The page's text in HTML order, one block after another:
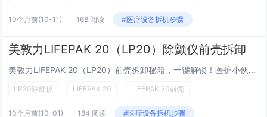
10个月前(10-11) 168 阅读 #医疗设备拆机步骤
美敦力LIFEPAK 20（LP20）除颤仪前壳拆卸
美敦力LIFEPAK 20（LP20）前壳拆卸秘籍，一键解锁！医护小伙伴们，手中的美敦力LIFEPAK 20（LP20）除颤仪要进行内部清洁或部件更换？学会前壳拆卸是第一步！这款除颤仪设计精妙，前壳拆卸并不复杂，只需简单工具与几步操作。接下...
LP20除颤仪 LIFEPAK 20 LIFEPAK 20前壳
10个月前(10-01) 184 阅读 #医疗设备拆机步骤